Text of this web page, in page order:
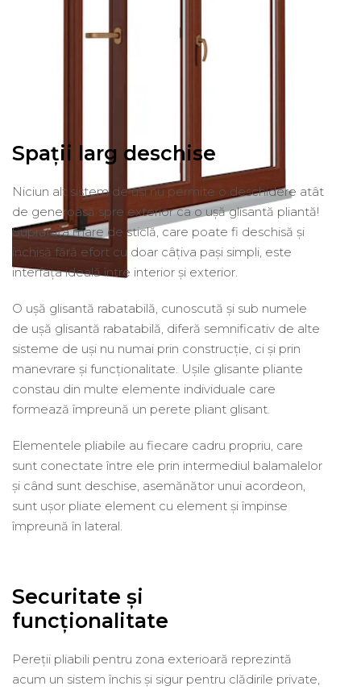
Spații larg deschise
Niciun alt sistem de uși nu permite o deschidere atât
de generoasă spre exterior ca o ușă glisantă pliantă!
Suprafața mare de sticlă, care poate fi deschisă și
închisă fără efort cu doar câțiva pași simpli, este
interfața ideală între interior și exterior.
O ușă glisantă rabatabilă, cunoscută și sub numele
de ușă glisantă rabatabilă, diferă semnificativ de alte
sisteme de uși nu numai prin construcție, ci și prin
manevrare și funcționalitate. Ușile glisante pliante
constau din multe elemente individuale care
formează împreună un perete pliant glisant.
Elementele pliabile au fiecare cadru propriu, care
sunt conectate între ele prin intermediul balamalelor
și când sunt deschise, asemănător unui acordeon,
sunt ușor pliate element cu element și împinse
împreună în lateral.
Securitate și
funcționalitate
Pereții pliabili pentru zona exterioară reprezintă
acum un sistem închis și sigur pentru clădirile private,